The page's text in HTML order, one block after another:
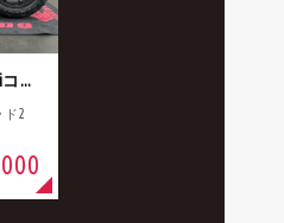
モンキー125 HONDA×Kuromiコラボ
2